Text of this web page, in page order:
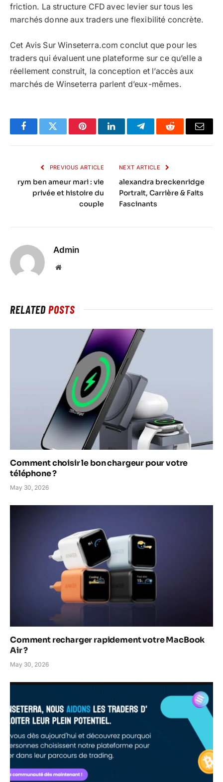
friction. La structure CFD avec levier sur tous les
marchés donne aux traders une flexibilité concrète.
Cet Avis Sur Winseterra.com conclut que pour les
traders qui évaluent une plateforme sur ce qu’elle a
réellement construit, la conception et l’accès aux
marchés de Winseterra parlent d’eux-mêmes.
FacebookTwitter PinterestLinkedInTelegramReddit Email
PREVIOUS ARTICLE
rym ben ameur mari : vie
privée et histoire du
couple
NEXT ARTICLE
alexandra breckenridge
Portrait, Carrière & Faits
Fascinants
Admin
Website
RELATEDPOSTS
Comment choisir le bon chargeur pour votre
téléphone ?
May 30, 2026
Comment recharger rapidement votre MacBook
Air ?
May 30, 2026